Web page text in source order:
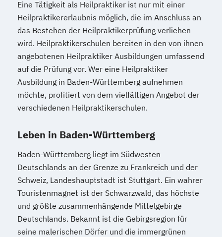
Eine Tätigkeit als Heilpraktiker ist nur mit einer
Heilpraktikererlaubnis möglich, die im Anschluss an
das Bestehen der Heilpraktikerprüfung verliehen
wird. Heilpraktikerschulen bereiten in den von ihnen
angebotenen Heilpraktiker Ausbildungen umfassend
auf die Prüfung vor. Wer eine Heilpraktiker
Ausbildung in Baden-Württemberg aufnehmen
möchte, profitiert von dem vielfältigen Angebot der
verschiedenen Heilpraktikerschulen.
Leben in Baden-Württemberg
Baden-Württemberg liegt im Südwesten
Deutschlands an der Grenze zu Frankreich und der
Schweiz, Landeshauptstadt ist Stuttgart. Ein wahrer
Touristenmagnet ist der Schwarzwald, das höchste
und größte zusammenhängende Mittelgebirge
Deutschlands. Bekannt ist die Gebirgsregion für
seine malerischen Dörfer und die immergrünen